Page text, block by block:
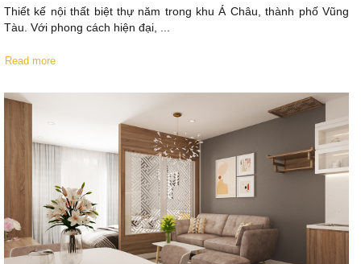
Thiết kế nội thất biệt thự năm trong khu Á Châu, thành phố Vũng
Tàu. Với phong cách hiện đại, ...
Read more